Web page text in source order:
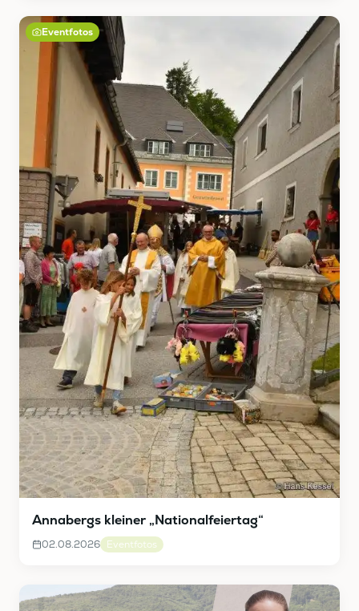
Eventfotos
Annabergs kleiner „Nationalfeiertag“
02.08.2026 Eventfotos